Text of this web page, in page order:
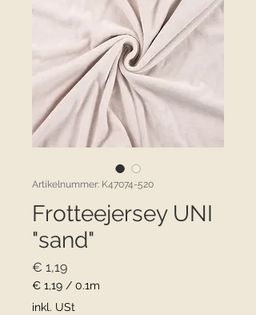
Artikelnummer: K47074-520
Frotteejersey UNI
"sand"
€ 1,19Preis
€ 1,19 / 0.1m
€ 1,19
inkl. USt